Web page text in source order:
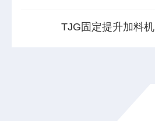
TJG固定提升加料机